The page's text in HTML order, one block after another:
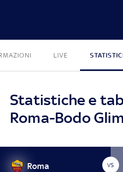
LIVE
Statistiche e
Roma-Bodo
Roma VS